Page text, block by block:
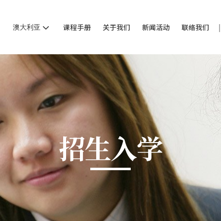
澳大利亚 课程手册 关于我们 新闻活动 联络我们
招生入学